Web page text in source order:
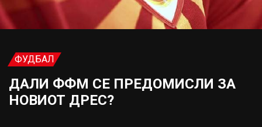
ФУДБАЛ
ДАЛИ ФФМ СЕ ПРЕДОМИСЛИ ЗА
НОВИОТ ДРЕС?